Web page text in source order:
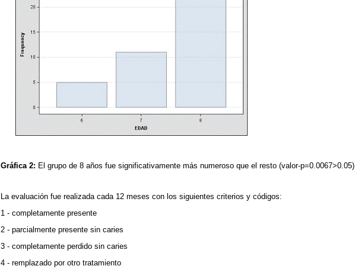
Gráfica 2: El grupo de 8 años fue significativamente más numeroso que el resto (valor-p=0.0067>0.05)
La evaluación fue realizada cada 12 meses con los siguientes criterios y códigos:
1 - completamente presente
2 - parcialmente presente sin caries
3 - completamente perdido sin caries
4 - remplazado por otro tratamiento